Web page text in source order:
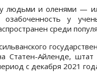
людьми и оленями —
у
среди
Статен-Айленде,
с декабря 2021